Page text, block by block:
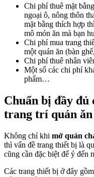
Chi phí thuê mặt
ngoại ô, nông thôn
mặt bằng thích hợp
mô món ăn mà bạn
Chi phí mua trang
một quán ăn (bàn
Chi phí thuê nhân
Một số các chi phí
phẩm…
Chuẩn bị đầy
trang trí quán ăn
Không chỉ khi mở quán
thì vấn đề trang thiết bị là
cũng cần đặc biệt để ý đến
Các trang thiết bị ở đây